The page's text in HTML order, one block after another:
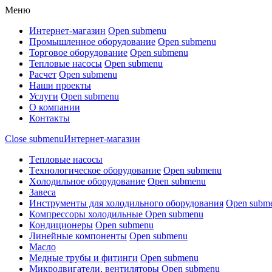
Меню
Интернет-магазин Open submenu
Промышленное оборудование Open submenu
Торговое оборудование Open submenu
Тепловые насосы Open submenu
Расчет Open submenu
Наши проекты
Услуги Open submenu
О компании
Контакты
Close submenuИнтернет-магазин
Tепловые насосы
Tехнологическое оборудование Open submenu
Xолодильное оборудование Open submenu
Завеса
Инструменты для холодильного оборудования Open
Компрессоры холодильные Open submenu
Кондиционеры Open submenu
Линейные компоненты Open submenu
Масло
Медные трубы и фитинги Open submenu
Микродвигатели, вентиляторы Open submenu